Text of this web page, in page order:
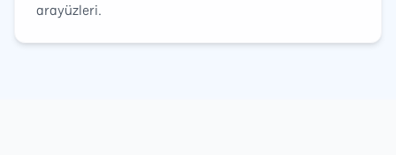
arayüzleri.